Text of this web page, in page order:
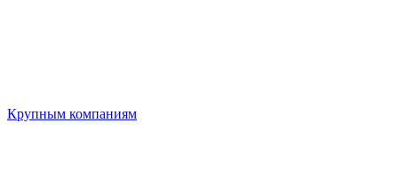
Крупным компаниям